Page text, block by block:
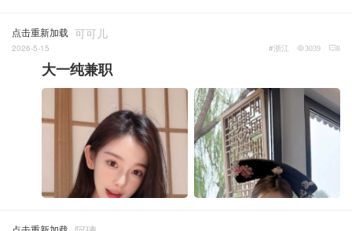
点击重新加载 可可儿
2026-5-15 8
3039
#浙江
大一纯兼职